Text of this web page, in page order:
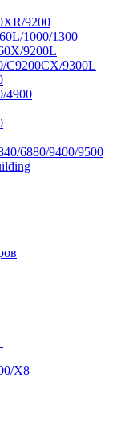
9200
1000/1300
9200L
C9200CX/9300L
4900
6880/9400/9500
X8